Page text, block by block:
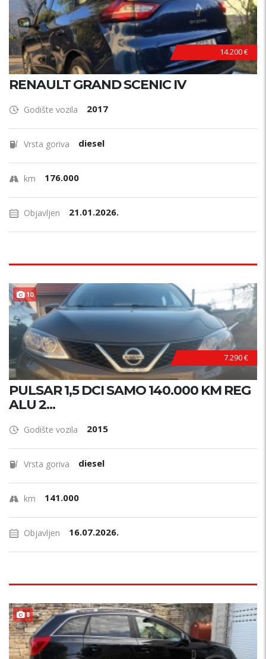
14.200 €
RENAULT GRAND SCENIC IV
Godište vozila 2017
Vrsta goriva diesel
km 176.000
Objavljen 21.01.2026.
10
7.290 €
PULSAR 1,5 DCI SAMO 140.000 KM REG
ALU 2...
Godište vozila 2015
Vrsta goriva diesel
km 141.000
Objavljen 16.07.2026.
8